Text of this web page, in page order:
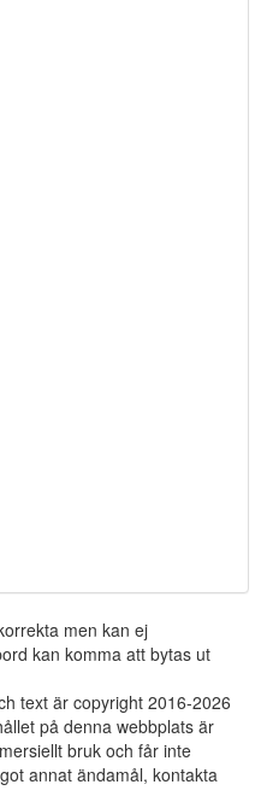
men kan ej
kan komma att bytas ut
text är copyright 2016-2026
på denna webbplats är
bruk och får inte
annat ändamål, kontakta